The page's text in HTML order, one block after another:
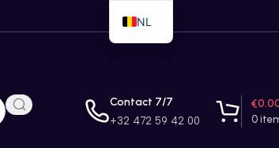
Contact 7/7
+32 472 59 42 00 0
€
NL
EN